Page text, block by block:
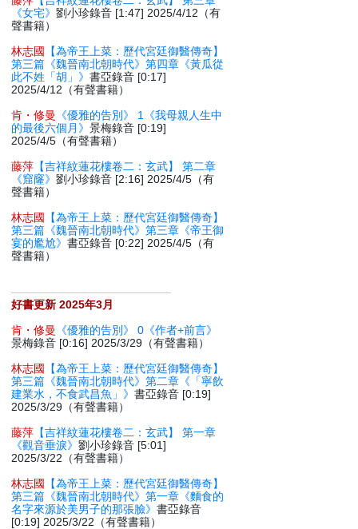
《女宅》劉小珍錄音 [1:47] 2025/4/12（有
聲書籍）
林志國
【為帝王上菜：歷代宮廷御醫傳奇】
第三篇《魏晉南北朝時代》第四章《黃瓜從
此不姓「胡」》書亞錄音 [0:17]
2025/4/12（有聲書籍）
肯・修曼
《優雅的告別》 1《我母親人生中
的最後六個月》景梅錄音 [0:19]
2025/4/5（有聲書籍）
藤萍 【吉祥紋蓮花樓卷二：玄武】 第二章
《窟窿》劉小珍錄音 [2:16] 2025/4/5（有
聲書籍）
林志國
【為帝王上菜：歷代宮廷御醫傳奇】
第三篇《魏晉南北朝時代》第三章《帝王御
宴的尷尬》書亞錄音 [0:22] 2025/4/5（有
聲書籍）
好書更新 2025年3月
肯・修曼
《優雅的告別》 0《作者+前言》
景梅錄音 [0:16] 2025/3/29（有聲書籍）
林志國
【為帝王上菜：歷代宮廷御醫傳奇】
第三篇《魏晉南北朝時代》第二章《「寧飲
建業水，不食武昌魚」》書亞錄音 [0:19]
2025/3/29（有聲書籍）
藤萍 【吉祥紋蓮花樓卷二：玄武】 第一章
《觀音垂淚》劉小珍錄音 [5:01]
2025/3/22（有聲書籍）
林志國
【為帝王上菜：歷代宮廷御醫傳奇】
第三篇《魏晉南北朝時代》第一章《麵食的
名字來源於美男子的那張臉》書亞錄音
[0:19] 2025/3/22（有聲書籍）